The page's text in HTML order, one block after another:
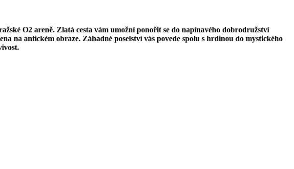
O2 areně. Zlatá cesta vám umožní ponořit se do napínavého dobrodružství
na antickém obraze. Záhadné poselství vás povede spolu s hrdinou do mystického